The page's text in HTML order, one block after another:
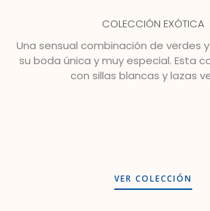
COLECCIÓN EXÓTICA
Una sensual combinación de verdes
su boda única y muy especial. Esta
con sillas blancas y lazas
VER COLECCIÓN